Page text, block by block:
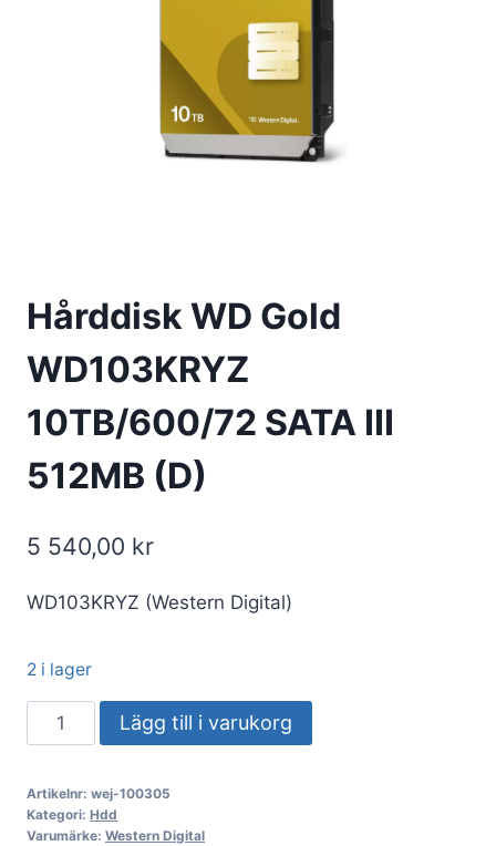
Hårddisk WD Gold
WD103KRYZ
10TB/600/72 SATA III
512MB (D)
5 540,00 kr
WD103KRYZ (Western Digital)
2 i lager
Hårddisk
WD
WD103KRYZ
10TB/600/72
Lägg till i varukorg
Artikelnr: wej-100305
Kategori: Hdd
Varumärke: Western Digital